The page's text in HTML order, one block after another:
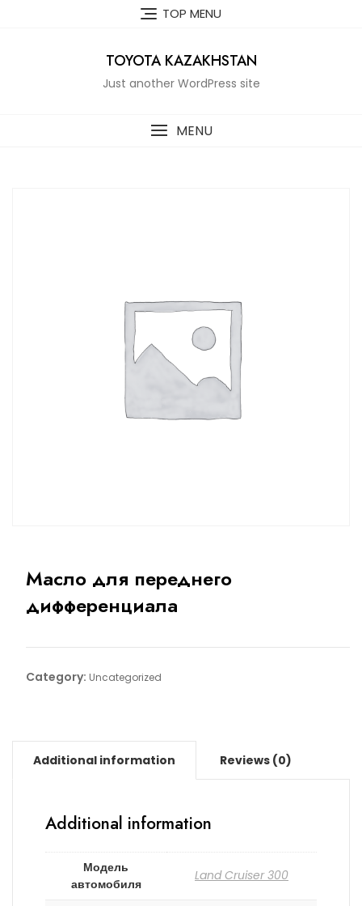
TOP MENU
TOYOTA KAZAKHSTAN
Just another WordPress site
MENU
Масло для переднего
дифференциала
Category: Uncategorized
Additional information Reviews (0)
Additional information
Модель
автомобиля
Land Cruiser 300